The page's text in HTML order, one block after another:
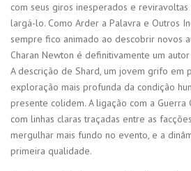
com seus giros inesperados e
largá-lo. Como Arder a Palavra e Outros
sempre fico animado ao descobrir novos
Charan Newton é definitivamente um
A descrição de Shard, um jovem grifo em
exploração mais profunda da condição
presente colidem. A ligação com a Guerra
com linhas claras traçadas entre as
mergulhar mais fundo no evento, e a
primeira qualidade.